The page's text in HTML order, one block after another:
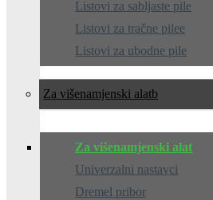
Listovi za sabljaste pile
Listovi za tračne pilee
Listovi za ubodne pile
Za višenamjenski alat
Za višenamjenski alat
Univerzalni nastavci
Dremel pribor